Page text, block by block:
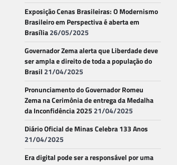
Exposição Cenas Brasileiras: O Modernismo
Brasileiro em Perspectiva é aberta em
Brasília26/05/2025
Governador Zema alerta que Liberdade deve
ser ampla e direito de toda a população do
Brasil 21/04/2025
Pronunciamento do Governador Romeu
Zema na Cerimônia de entrega da Medalha
da Inconfidência 2025 21/04/2025
Diário Oficial de Minas Celebra 133 Anos
21/04/2025
Era digital pode ser a responsável por uma